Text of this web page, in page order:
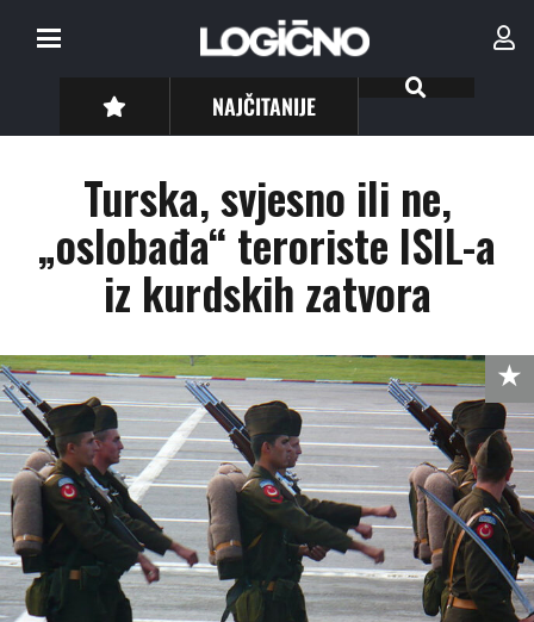
NAJČITANIJE
Turska, svjesno ili ne,
„oslobađa“ teroriste ISIL-a
iz kurdskih zatvora